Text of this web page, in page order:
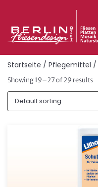
Startseite / Pflegemittel /
Showing 19–27 of 29 results